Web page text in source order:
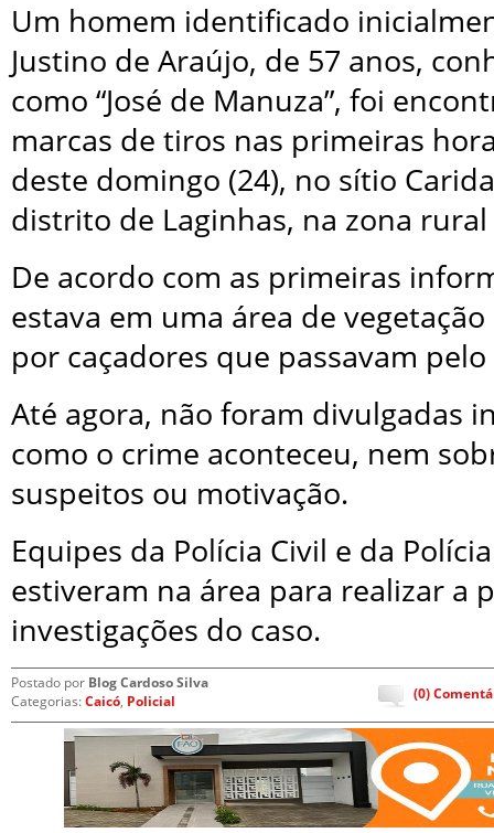
Um homem identificado
Justino de Araújo, de 57 anos,
como “José de Manuza”, foi
marcas de tiros nas primeiras
deste domingo (24), no sítio
distrito de Laginhas, na zona rural
De acordo com as primeiras
estava em uma área de
por caçadores que passavam pelo
Até agora, não foram divulgadas
como o crime aconteceu, nem
suspeitos ou motivação.
Equipes da Polícia Civil e da
estiveram na área para realizar a
investigações do caso.
Postado por Blog Cardoso Silva
Categorias:Caicó, Policial (0)